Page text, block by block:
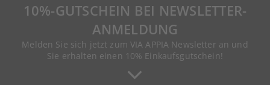
10%-GUTSCHEIN BEI NEWSLETTER-
ANMELDUNG
Melden Sie sich jetzt zum VIA APPIA Newsletter an und
Sie erhalten einen 10% Einkaufsgutschein!